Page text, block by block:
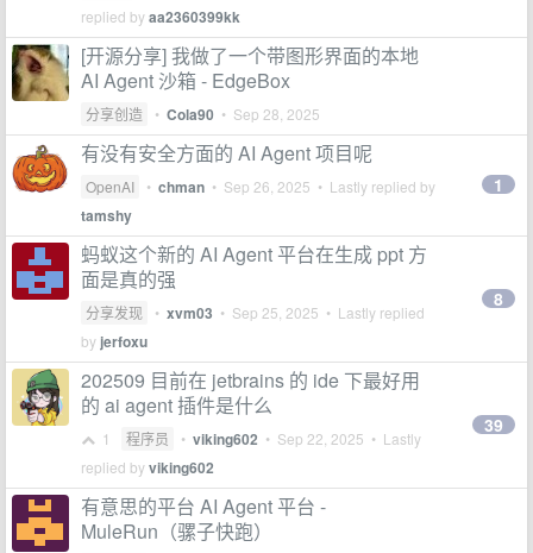
replied byaa2360399kk
[开源分享] 我做了一个带图形界面的本地
AI Agent 沙箱 - EdgeBox
分享创造 • Cola90 • Sep 28, 2025
有没有安全方面的 AI Agent 项目呢
OpenAI • chman • Sep 26, 2025 • Lastly replied by
tamshy
1
蚂蚁这个新的 AI Agent 平台在生成 ppt 方
面是真的强
分享发现 • xvm03 • Sep 25, 2025 • Lastly replied
by jerfoxu
8
202509 目前在 jetbrains 的 ide 下最好用
的 ai agent 插件是什么
1 程序员 • viking602 • Sep 22, 2025 • Lastly
replied byviking602
39
有意思的平台 AI Agent 平台 -
MuleRun（骡子快跑）